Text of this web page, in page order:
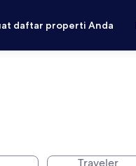
daftar properti Anda
Traveler